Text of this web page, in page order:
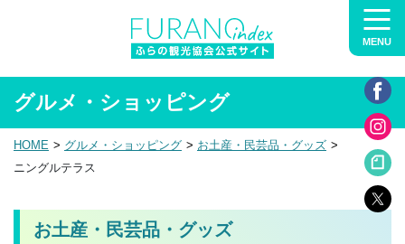
MENU
グルメ・ショッピング
HOME グルメ・ショッピング
お土産・民芸品・グッズ
ニングルテラス
お土産・民芸品・グッズ